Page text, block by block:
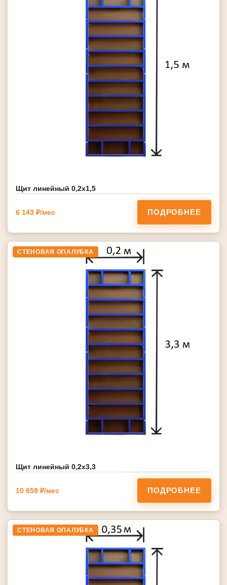
Щит линейный 0,2х1,5
6 143 ₽/мес ПОДРОБНЕЕ
СТЕНОВАЯ ОПАЛУБКА
Щит линейный 0,2х3,3
10 659 ₽/мес ПОДРОБНЕЕ
СТЕНОВАЯ ОПАЛУБКА